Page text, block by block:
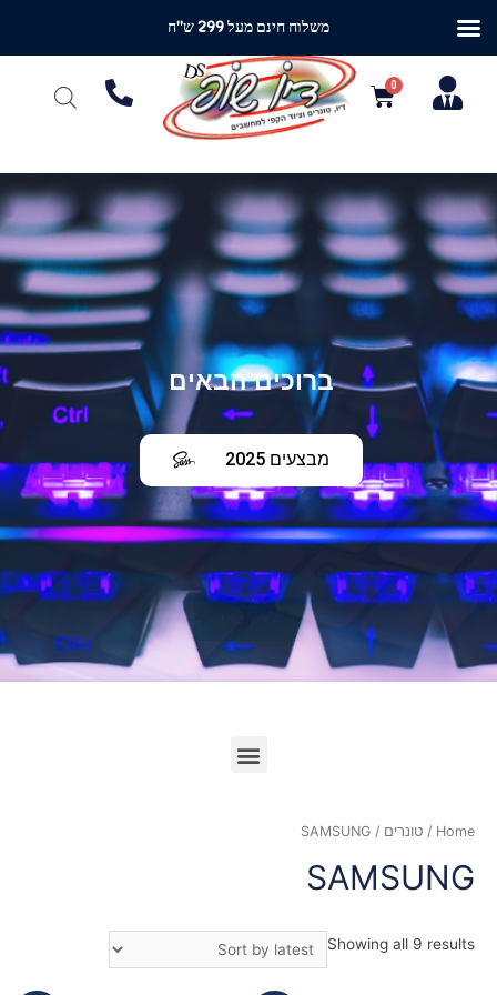
ברוכים הבאים
מבצעים 2025
Home
/ טונרים / SAMSUNG
SAMSUNG
Showing all 9 results
משלוח חינם מעל 299 ש"ח